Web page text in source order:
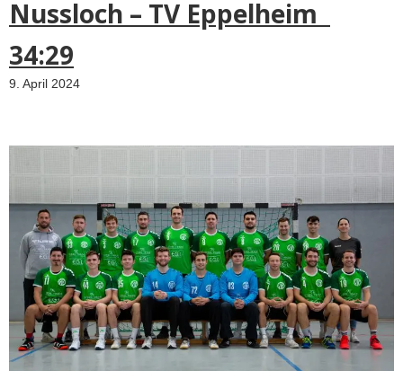
Nussloch – TV Eppelheim
34:29
9. April 2024